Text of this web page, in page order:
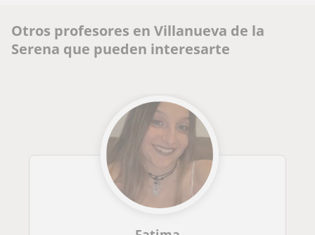
Otros profesores en Villanueva de la
Serena que pueden interesarte